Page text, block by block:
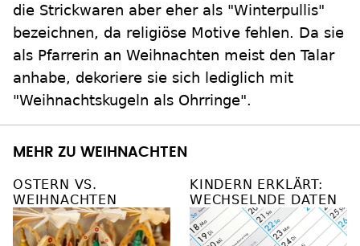
die Strickwaren aber eher als "Winterpullis"
bezeichnen, da religiöse Motive fehlen. Da sie
als Pfarrerin an Weihnachten meist den Talar
anhabe, dekoriere sie sich lediglich mit
"Weihnachtskugeln als Ohrringe".
MEHR ZU WEIHNACHTEN
OSTERN VS.
WEIHNACHTEN
KINDERN ERKLÄRT:
WECHSELNDE DATEN